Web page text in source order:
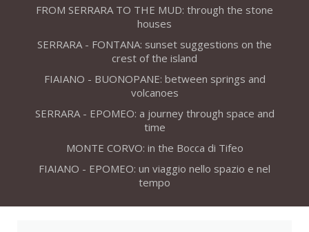
FROM SERRARA TO THE MUD: through the stone
houses
SERRARA - FONTANA: sunset suggestions on the
crest of the island
FIAIANO - BUONOPANE: between springs and
volcanoes
SERRARA - EPOMEO: a journey through space and
time
MONTE CORVO: in the Bocca di Tifeo
FIAIANO - EPOMEO: un viaggio nello spazio e nel
tempo